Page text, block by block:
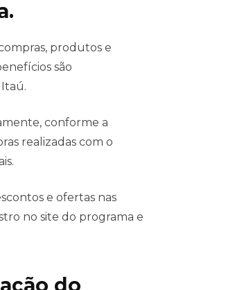
produtos e
são
conforme a
realizadas com o
e ofertas nas
no site do programa e
do